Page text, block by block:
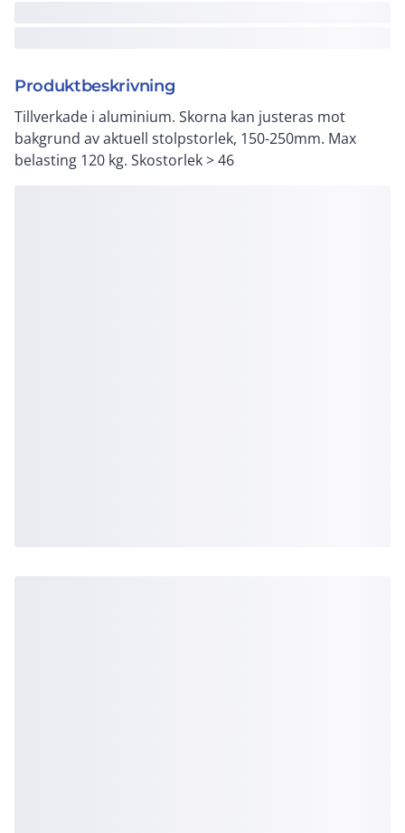
Produktbeskrivning
Tillverkade i aluminium. Skorna kan justeras mot
bakgrund av aktuell stolpstorlek, 150-250mm. Max
belasting 120 kg. Skostorlek > 46